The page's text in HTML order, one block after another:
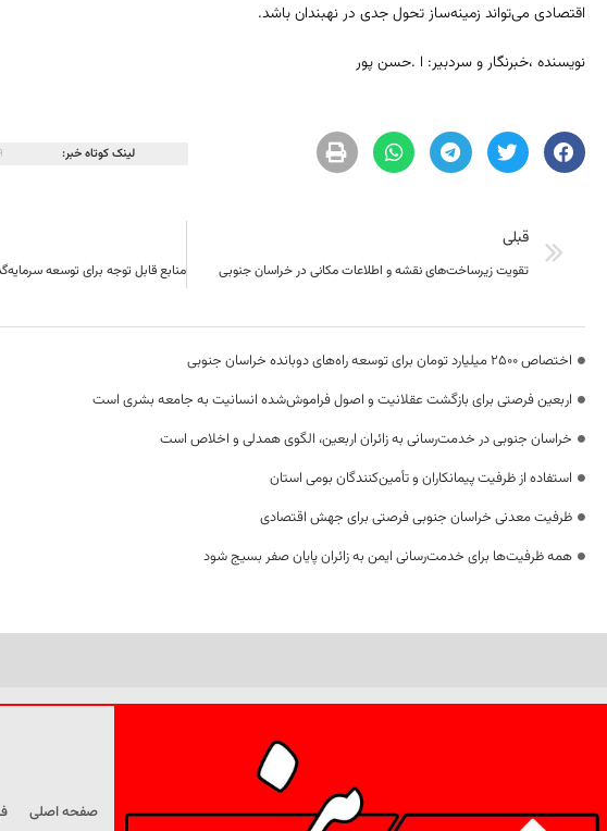
اقتصادی می‌تواند زمینه‌ساز تحول جدی در نهبندان باشد.
نویسنده ،خبرنگار و سردبیر: ا .حسن پور
لینک کوتاه خبر:
قبلی
تقویت زیرساخت‌های نقشه و اطلاعات مکانی در خراسان جنوبی
اختصاص 2500 میلیارد تومان برای توسعه راه‌های دوبانده خراسان جنوبی
اربعین فرصتی برای بازگشت عقلانیت و اصول فراموش‌شده انسانیت به جامعه بشری است
خراسان جنوبی در خدمت‌رسانی به زائران اربعین، الگوی همدلی و اخلاص است
استفاده از ظرفیت پیمانکاران و تأمین‌کنندگان بومی استان
ظرفیت معدنی خراسان جنوبی فرصتی برای جهش اقتصادی
همه ظرفیت‌ها برای خدمت‌رسانی ایمن به زائران پایان صفر بسیج شود
صفحه اصلی